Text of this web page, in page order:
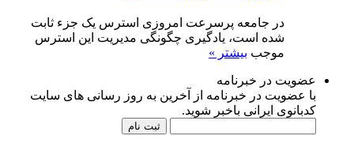
در جامعه پرسرعت امروزی استرس یک جزء ثابت
شده است، یادگیری چگونگی مدیریت این استرس
موجب بیشتر »
عضویت در خبرنامه
با عضویت در خبرنامه از آخرین به روز رسانی های سایت
کدبانوی ایرانی باخبر شوید.